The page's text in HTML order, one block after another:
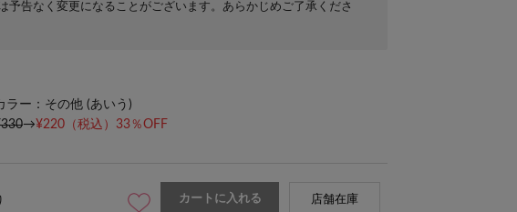
予告なく変更になることがございます。あらかじめご了承くださ
ラー：その他 (あいう)
→¥220 （税込）33％OFF
カートに入れる 店舗在庫